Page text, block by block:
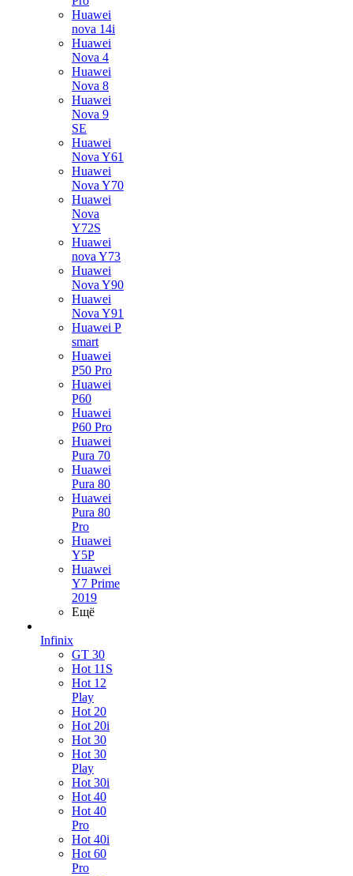
Huawei
nova 14i
Huawei
Nova 4
Huawei
Nova 8
Huawei
Nova 9
SE
Huawei
Nova Y61
Huawei
Nova Y70
Huawei
Nova
Y72S
Huawei
nova Y73
Huawei
Nova Y90
Huawei
Nova Y91
Huawei P
smart
Huawei
P50 Pro
Huawei
P60
Huawei
P60 Pro
Huawei
Pura 70
Huawei
Pura 80
Huawei
Pura 80
Pro
Huawei
Y5P
Huawei
Y7 Prime
2019
Ещё
Infinix
GT 30
Hot 11S
Hot 12
Play
Hot 20
Hot 20i
Hot 30
Hot 30
Play
Hot 30i
Hot 40
Hot 40
Pro
Hot 40i
Hot 60
Pro